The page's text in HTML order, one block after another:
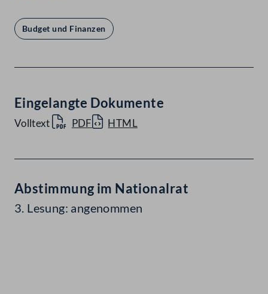
Budget und Finanzen
Eingelangte Dokumente
Volltext PDF HTML
Abstimmung im Nationalrat
3. Lesung: angenommen